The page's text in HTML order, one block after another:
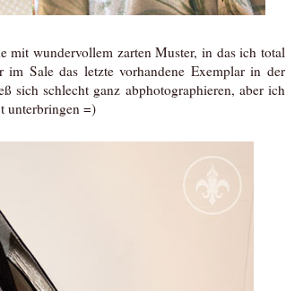
mit wundervollem zarten Muster, in das ich total
Sale das letzte vorhandene Exemplar in der
sich schlecht ganz abphotographieren, aber ich
unterbringen =)